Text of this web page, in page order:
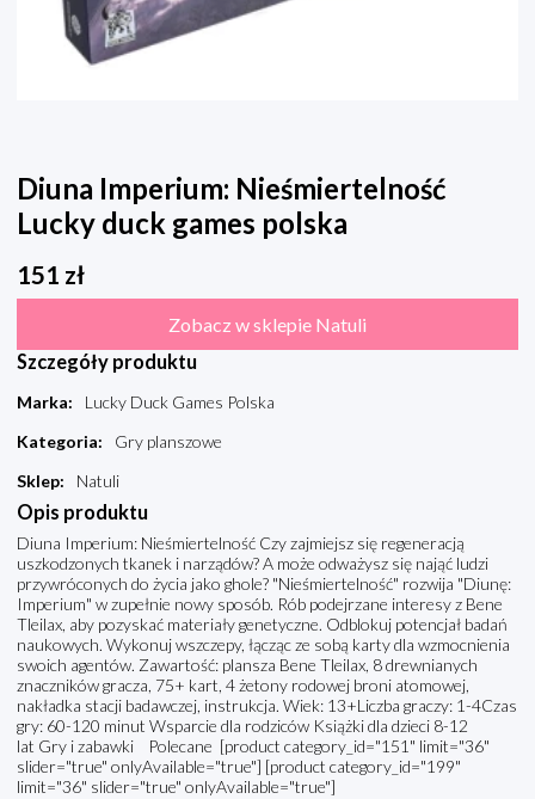
Diuna Imperium: Nieśmiertelność
Lucky duck games polska
151 zł
Zobacz w sklepie Natuli
Szczegóły produktu
Marka:
Lucky Duck Games Polska
Kategoria:
Gry planszowe
Sklep: Natuli
Opis produktu
Diuna Imperium: Nieśmiertelność Czy zajmiejsz się regeneracją
uszkodzonych tkanek i narządów? A może odważysz się nająć ludzi
przywróconych do życia jako ghole? "Nieśmiertelność" rozwija "Diunę:
Imperium" w zupełnie nowy sposób. Rób podejrzane interesy z Bene
Tleilax, aby pozyskać materiały genetyczne. Odblokuj potencjał badań
naukowych. Wykonuj wszczepy, łącząc ze sobą karty dla wzmocnienia
swoich agentów. Zawartość: plansza Bene Tleilax, 8 drewnianych
znaczników gracza, 75+ kart, 4 żetony rodowej broni atomowej,
nakładka stacji badawczej, instrukcja. Wiek: 13+Liczba graczy: 1-4Czas
gry: 60-120 minut Wsparcie dla rodziców Książki dla dzieci 8-12
lat Gry i zabawki Polecane [product category_id="151" limit="36"
slider="true" onlyAvailable="true"] [product category_id="199"
limit="36" slider="true" onlyAvailable="true"]